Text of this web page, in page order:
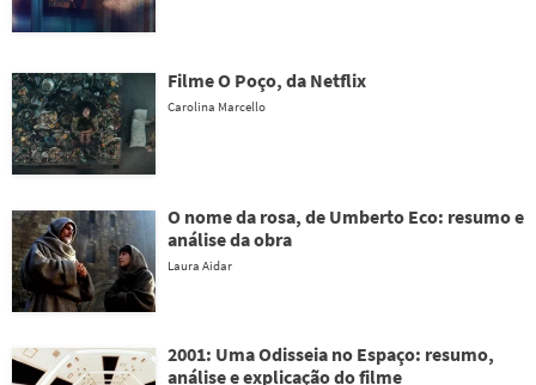
Filme O Poço, da Netflix
Carolina Marcello
O nome da rosa, de Umberto Eco: resumo e
análise da obra
Laura Aidar
2001: Uma Odisseia no Espaço: resumo,
análise e explicação do filme